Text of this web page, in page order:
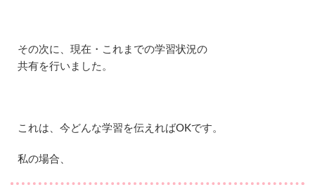
その次に、現在・これまでの学習状況の
共有を行いました。
これは、今どんな学習を伝えればOKです。
私の場合、